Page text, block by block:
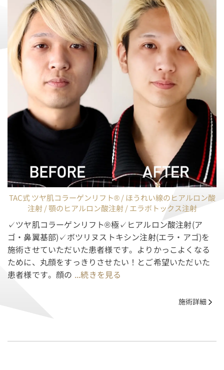
TAC式 ツヤ肌コラーゲンリフト® / ほうれい線のヒアルロン酸
注射 / 顎のヒアルロン酸注射 / エラボトックス注射
✓ツヤ肌コラーゲンリフト®極✓ヒアルロン酸注射(ア
ゴ・鼻翼基部)✓ボツリヌストキシン注射(エラ・アゴ)を
施術させていただいた患者様です。よりかっこよくなる
ために、丸顔をすっきりさせたい！とご希望いただいた
患者様です。顔の ...続きを見る
施術詳細